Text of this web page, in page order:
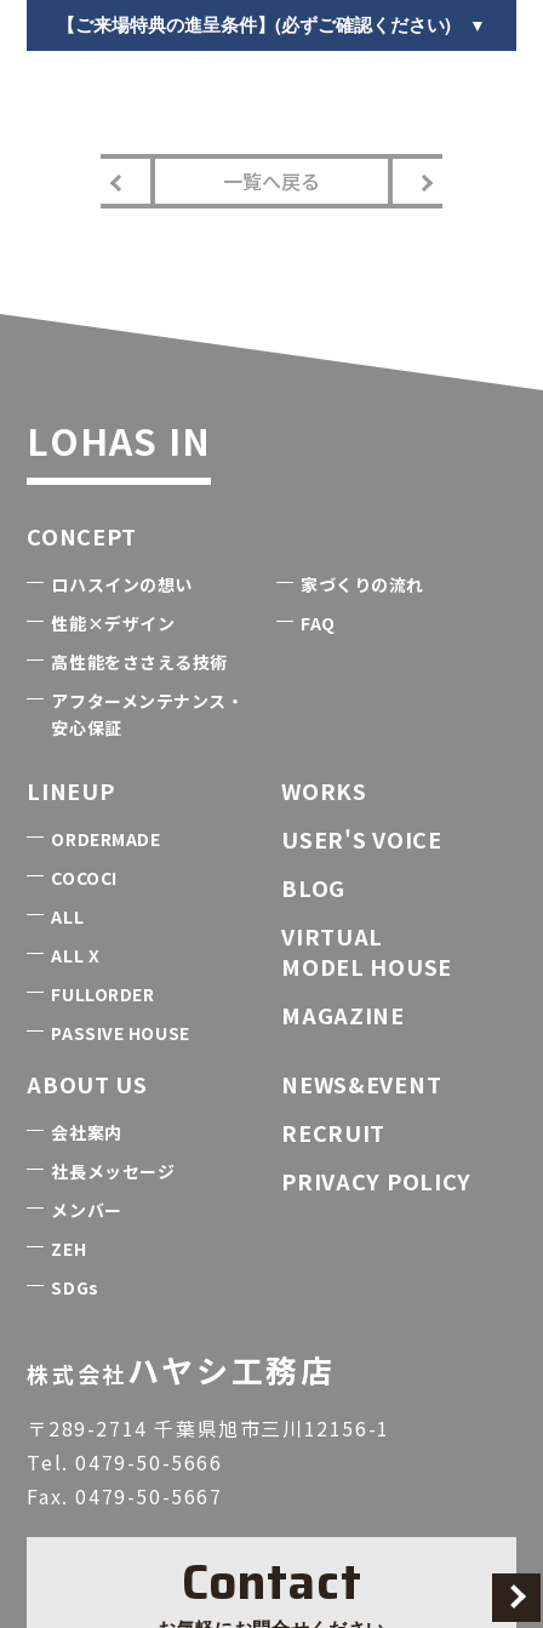
【ご来場特典の進呈条件】(必ずご確認ください) ▼
一覧へ戻る
LOHAS IN
CONCEPT
ロハスインの想い
性能×デザイン
高性能をささえる技術
アフターメンテナンス・
安心保証
家づくりの流れ
FAQ
LINEUP
ORDERMADE
COCOCI
ALL
ALL X
FULLORDER
PASSIVE HOUSE
WORKS
USER'S VOICE
BLOG
VIRTUAL
MODEL HOUSE
MAGAZINE
ABOUT US
会社案内
社長メッセージ
メンバー
ZEH
SDGs
NEWS&EVENT
RECRUIT
PRIVACY POLICY
株式会社ハヤシ工務店
〒289-2714 千葉県旭市三川12156-1
Tel.0479-50-5666
Fax. 0479-50-5667
Contact